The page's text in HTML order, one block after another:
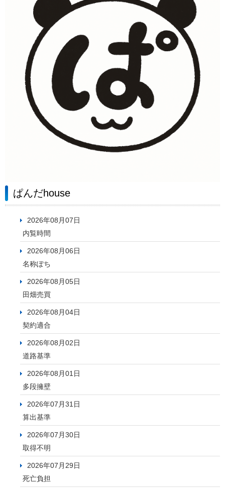
ぱんだhouse
2026年08月07日
内覧時間
2026年08月06日
名称ぽち
2026年08月05日
田畑売買
2026年08月04日
契約適合
2026年08月02日
道路基準
2026年08月01日
多段擁壁
2026年07月31日
算出基準
2026年07月30日
取得不明
2026年07月29日
死亡負担